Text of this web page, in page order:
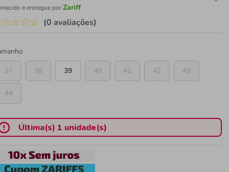
e entregue porZariff
☆☆☆☆ (0 avaliações)
37
38 39 40 41 42 43
44
Última(s) 1 unidade(s)